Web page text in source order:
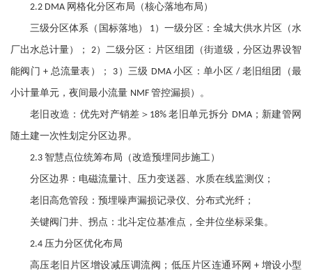
2.2 DMA 网格化分区布局（核心落地布局）
三级分区体系（国标落地） 1）一级分区：全城大供水片区（水
厂出水总计量）； 2）二级分区：片区组团（街道级，分区边界设智
能阀门+ 总流量表）； 3 ）三级 DMA小区：单小区/ 老旧组团（最
小计量单元，夜间最小流量 NMF 管控漏损）。
老旧改造：优先对产销差＞ 18%老旧单元拆分 DMA；新建管网
随土建一次性划定分区边界。
2.3 智慧点位统筹布局（改造预埋同步施工）
分区边界：电磁流量计、压力变送器、水质在线监测仪；
老旧高危管段：预埋噪声漏损记录仪、分布式光纤；
关键阀门井、拐点：北斗定位基准点，全井位坐标采集。
2.4 压力分区优化布局
高压老旧片区增设减压调流阀；低压片区连通环网 + 增设小型